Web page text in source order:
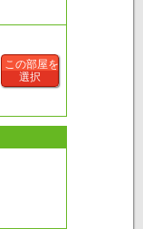
この部屋を
選択